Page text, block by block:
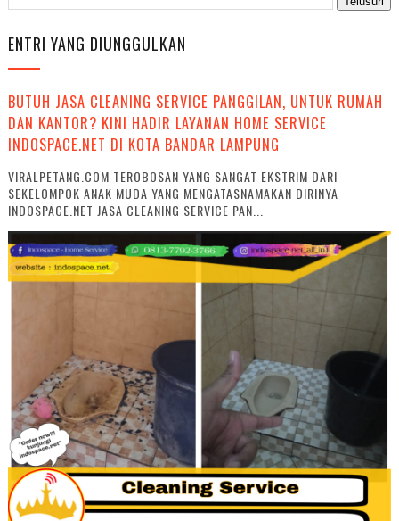
ENTRI YANG DIUNGGULKAN
BUTUH JASA CLEANING SERVICE PANGGILAN, UNTUK RUMAH
DAN KANTOR? KINI HADIR LAYANAN HOME SERVICE
INDOSPACE.NET DI KOTA BANDAR LAMPUNG
VIRALPETANG.COM TEROBOSAN YANG SANGAT EKSTRIM DARI
SEKELOMPOK ANAK MUDA YANG MENGATASNAMAKAN DIRINYA
INDOSPACE.NET JASA CLEANING SERVICE PAN...